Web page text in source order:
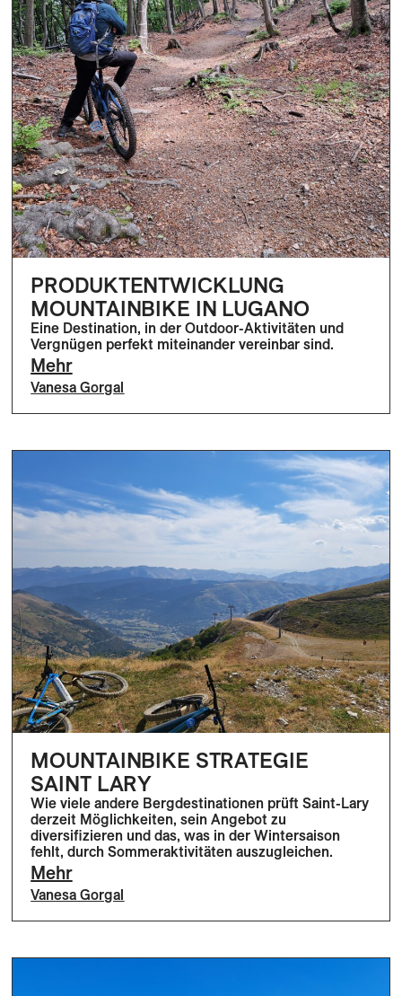
PRODUKTENTWICKLUNG
MOUNTAINBIKE IN LUGANO
Eine Destination, in der Outdoor-Aktivitäten und
Vergnügen perfekt miteinander vereinbar sind.
Mehr
Vanesa Gorgal
MOUNTAINBIKE STRATEGIE
SAINT LARY
Wie viele andere Bergdestinationen prüft Saint-Lary
derzeit Möglichkeiten, sein Angebot zu
diversifizieren und das, was in der Wintersaison
fehlt, durch Sommeraktivitäten auszugleichen.
Mehr
Vanesa Gorgal